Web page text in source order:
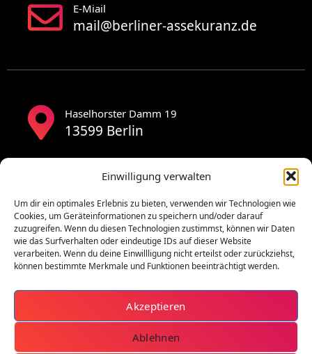
Einwilligung verwalten
Um dir ein optimales Erlebnis zu bieten, verwenden wir Technologien wie
Cookies, um Geräteinformationen zu speichern und/oder darauf
zuzugreifen. Wenn du diesen Technologien zustimmst, können wir Daten
wie das Surfverhalten oder eindeutige IDs auf dieser Website
verarbeiten. Wenn du deine Einwillligung nicht erteilst oder zurückziehst,
können bestimmte Merkmale und Funktionen beeinträchtigt werden.
Akzeptieren
Ablehnen
E-Miail
mail@berliner-assekuranz.de
Haselhorster Damm 19
13599 Berlin